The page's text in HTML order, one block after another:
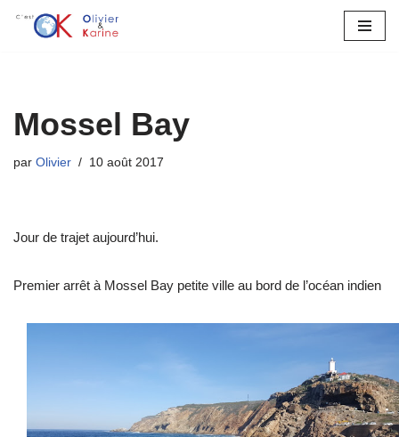
Mossel Bay
par Olivier 10 août 2017
Jour de trajet aujourd’hui.
Premier arrêt à Mossel Bay petite ville au bord de l’océan indien